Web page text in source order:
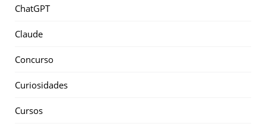
ChatGPT
Claude
Concurso
Curiosidades
Cursos